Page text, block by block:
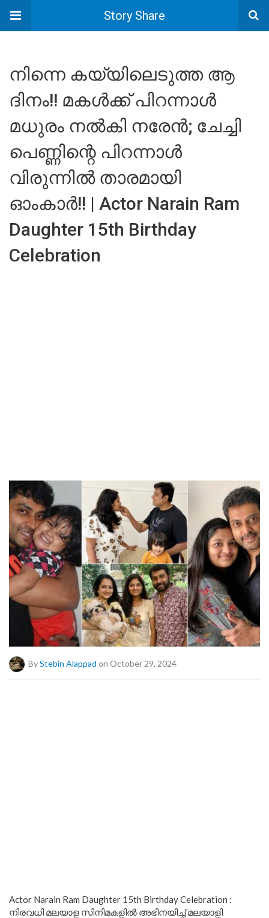
Story Share
നിന്നെ കയ്യിലെടുത്ത ആ
ദിനം!! മകൾക്ക് പിറന്നാൾ
മധുരം നൽകി നരേൻ; ചേച്ചി
പെണ്ണിന്റെ പിറന്നാൾ
വിരുന്നിൽ താരമായി
ഓംകാർ!! | Actor Narain Ram
Daughter 15th Birthday
Celebration
ByStebin Alappad on October 29, 2024
Actor Narain Ram Daughter 15th Birthday Celebration :
നിരവധി മലയാള സിനിമകളിൽ അഭിനയിച്ച് മലയാളി